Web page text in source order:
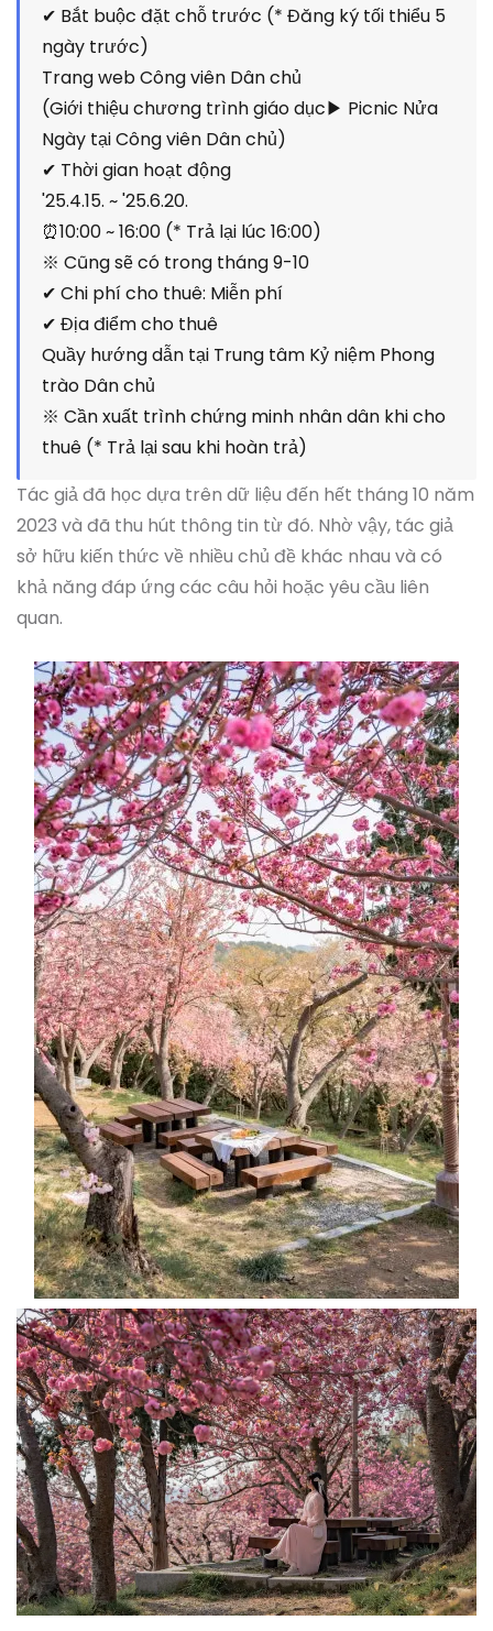
✔ Bắt buộc đặt chỗ trước (* Đăng ký tối thiểu 5
ngày trước)
Trang web Công viên Dân chủ
(Giới thiệu chương trình giáo dục▶ Picnic Nửa
Ngày tại Công viên Dân chủ)
✔ Thời gian hoạt động
'25.4.15. ~ '25.6.20.
⏰10:00 ~ 16:00 (* Trả lại lúc 16:00)
※ Cũng sẽ có trong tháng 9-10
✔ Chi phí cho thuê: Miễn phí
✔ Địa điểm cho thuê
Quầy hướng dẫn tại Trung tâm Kỷ niệm Phong
trào Dân chủ
※ Cần xuất trình chứng minh nhân dân khi cho
thuê (* Trả lại sau khi hoàn trả)
Tác giả đã học dựa trên dữ liệu đến hết tháng 10 năm
2023 và đã thu hút thông tin từ đó. Nhờ vậy, tác giả
sở hữu kiến thức về nhiều chủ đề khác nhau và có
khả năng đáp ứng các câu hỏi hoặc yêu cầu liên
quan.